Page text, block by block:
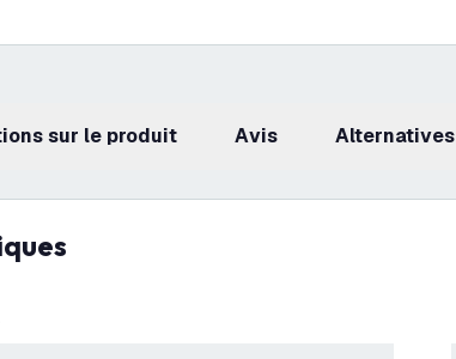
sur le produit avis Alternatives